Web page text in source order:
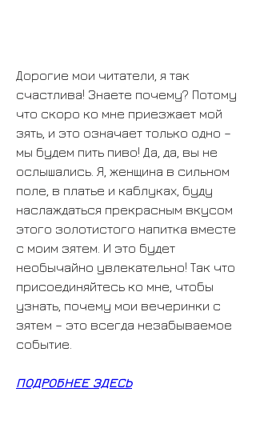
Дорогие мои читатели, я так
счастлива! Знаете почему? Потому
что скоро ко мне приезжает мой
зять, и это означает только одно –
мы будем пить пиво! Да, да, вы не
ослышались. Я, женщина в сильном
поле, в платье и каблуках, буду
наслаждаться прекрасным вкусом
этого золотистого напитка вместе
с моим зятем. И это будет
необычайно увлекательно! Так что
присоединяйтесь ко мне, чтобы
узнать, почему мои вечеринки с
зятем – это всегда незабываемое
событие.
ПОДРОБНЕЕ ЗДЕСЬ